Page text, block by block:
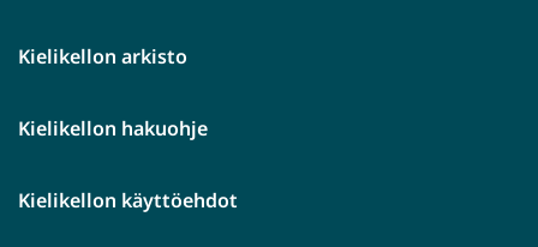
Kielikellon arkisto
Kielikellon hakuohje
Kielikellon käyttöehdot